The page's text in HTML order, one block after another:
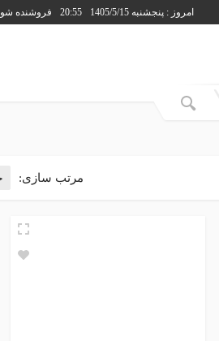
امروز : پنجشنبه 1405/5/15 20:55 فروشنده شو
مرتب سازی: